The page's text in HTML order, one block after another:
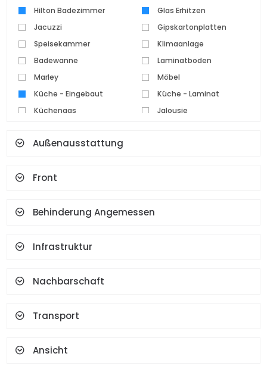
Hilton Badezimmer
Glas Erhitzen
Jacuzzi
Gipskartonplatten
Speisekammer
Klimaanlage
Badewanne
Laminatboden
Marley
Möbel
Küche - Eingebaut
Küche - Laminat
Küchengas
Jalousie
Keramikboden
Kamin
Gesichtserkennung Und
Außenausstattung
Front
Behinderung Angemessen
Infrastruktur
Nachbarschaft
Transport
Ansicht